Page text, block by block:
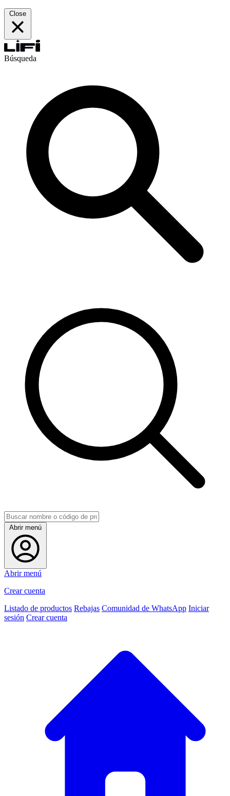
Close
Búsqueda
Abrir menú
Abrir menú
Crear cuenta
Listado de productos Rebajas Comunidad de WhatsApp Iniciar
sesión Crear cuenta